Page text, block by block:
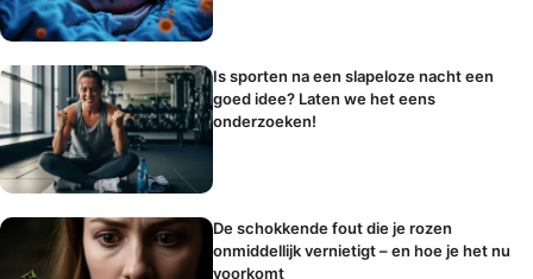
Is sporten na een slapeloze nacht een
goed idee? Laten we het eens
onderzoeken!
De schokkende fout die je rozen
onmiddellijk vernietigt – en hoe je het nu
voorkomt